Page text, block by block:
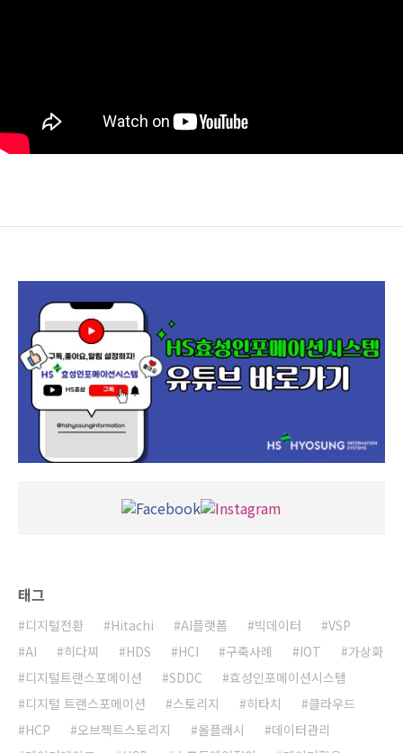
태그
디지털전환 Hitachi AI플랫폼 빅데이터
VSP
AI
히다찌 HDS HCI 구축사례 IOT
가상화
디지털트랜스포메이션
SDDC
효성인포메이션시스템
디지털 트랜스포메이션
스토리지 히타치
클라우드
HCP
오브젝트스토리지 올플래시
데이터관리